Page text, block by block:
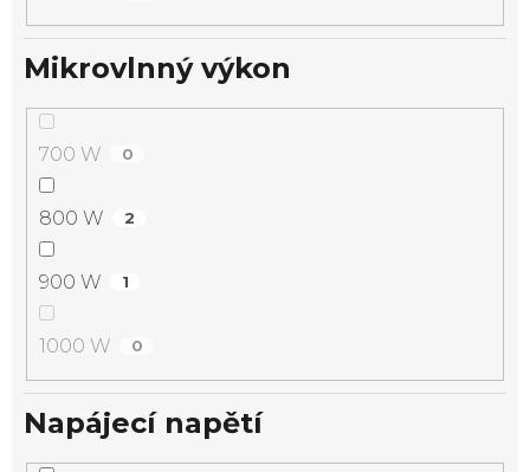
Mikrovlnný výkon
700 W 0
800 W 2
900 W 1
1000 W 0
Napájecí napětí